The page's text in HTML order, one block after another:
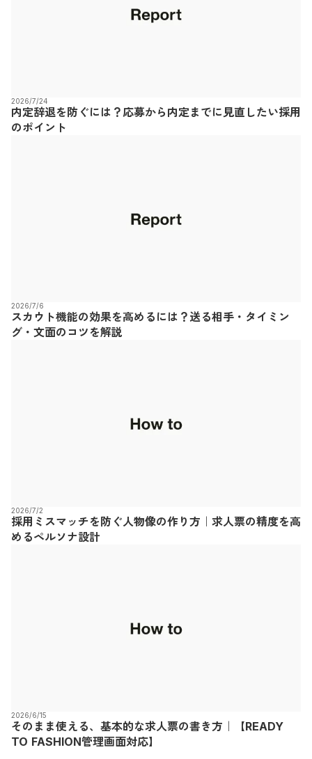
2026/7/24
内定辞退を防ぐには？応募から内定までに見直したい採用
のポイント
2026/7/6
スカウト機能の効果を高めるには？送る相手・タイミン
グ・文面のコツを解説
2026/7/2
採用ミスマッチを防ぐ人物像の作り方｜求人票の精度を高
めるペルソナ設計
2026/6/15
そのまま使える、基本的な求人票の書き方｜【READY
TO FASHION管理画面対応】